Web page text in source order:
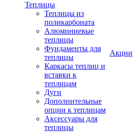
Теплицы
Теплицы из
поликарбоната
Алюминиевые
теплицы
Фундаменты для
теплицы
Каркасы теплиц и
вставки к
теплицам
Дуги
Дополнительные
опции к теплицам
Аксессуары для
теплицы
Акции